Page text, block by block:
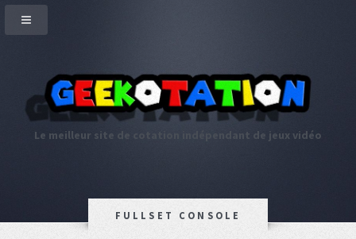
Le meilleur site de cotation indépendant de jeux vidéo
FULLSET CONSOLE